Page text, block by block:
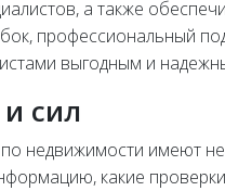
а также
профессиональный
выгодным и
сил
недвижимости имеют
какие